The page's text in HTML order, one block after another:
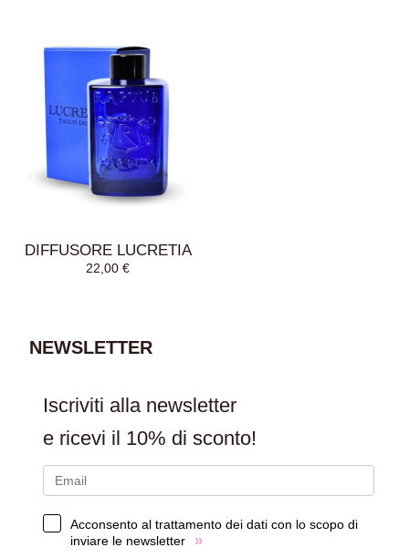
AGGIUNGI AL
CARRELLO
DIFFUSORE LUCRETIA
22,00€
CARRELLO
NEWSLETTER
Iscriviti alla newsletter
e ricevi il 10% di sconto!
Acconsento al trattamento dei dati con lo scopo di
inviare le newsletter
»